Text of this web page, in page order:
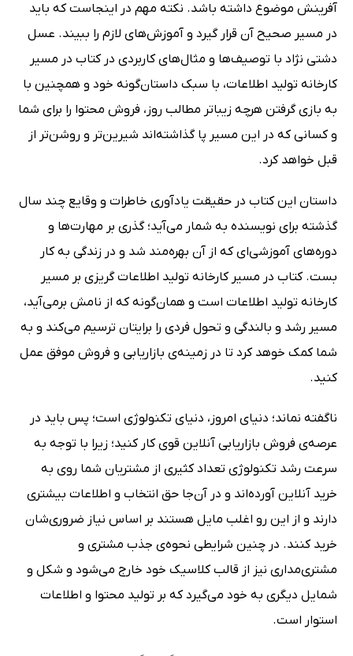
آفرینش موضوع داشته باشد. نکته مهم در اینجاست که باید
در مسیر صحیح آن قرار گیرد و آموزش‌های لازم را ببیند. عسل
دشتی‌ نژاد با توصیف‌ها و مثال‌های کاربردی در کتاب در مسیر
کارخانه تولید اطلاعات، با سبک داستان‌گونه خود و همچنین با
به بازی گرفتن هرچه زیباتر مطالب روز، فروش محتوا را برای شما
و کسانی که در این مسیر پا گذاشته‌اند شیرین‌تر و روشن‌تر از
قبل خواهد کرد.
داستان این کتاب در حقیقت یادآوری خاطرات و وقایع چند سال
گذشته برای نویسنده به شمار می‌آید؛ گذری بر مهارت‌ها و
دوره‌های آموزشی‌ای که از آن بهره‌مند شد و در زندگی به کار
بست. کتاب در مسیر کارخانه تولید اطلاعات گریزی بر مسیر
کارخانه تولید اطلاعات است و همان‌گونه که از نامش برمی‌آید،
مسیر رشد و بالندگی و تحول فردی را برایتان ترسیم می‌کند و به
شما کمک خوهد کرد تا در زمینه‌ی بازاریابی و فروش موفق عمل
کنید.
ناگفته نماند؛ دنیای امروز، دنیای تکنولوژی است؛ پس باید در
عرصه‌ی فروش بازاریابی آنلاین قوی کار کنید؛ زیرا با توجه به
سرعت رشد تکنولوژی تعداد کثیری از مشتریان شما روی به
خرید آنلاین آورده‌اند و در آن‌جا حق انتخاب و اطلاعات بیشتری
دارند و از این رو اغلب مایل هستند بر اساس نیاز ضروری‌شان
خرید کنند. در چنین شرایطی نحوه‌ی جذب مشتری و
مشتری‌مداری نیز از قالب کلاسیک خود خارج می‌شود و شکل و
شمایل دیگری به خود می‌گیرد که بر تولید محتوا و اطلاعات
استوار است.